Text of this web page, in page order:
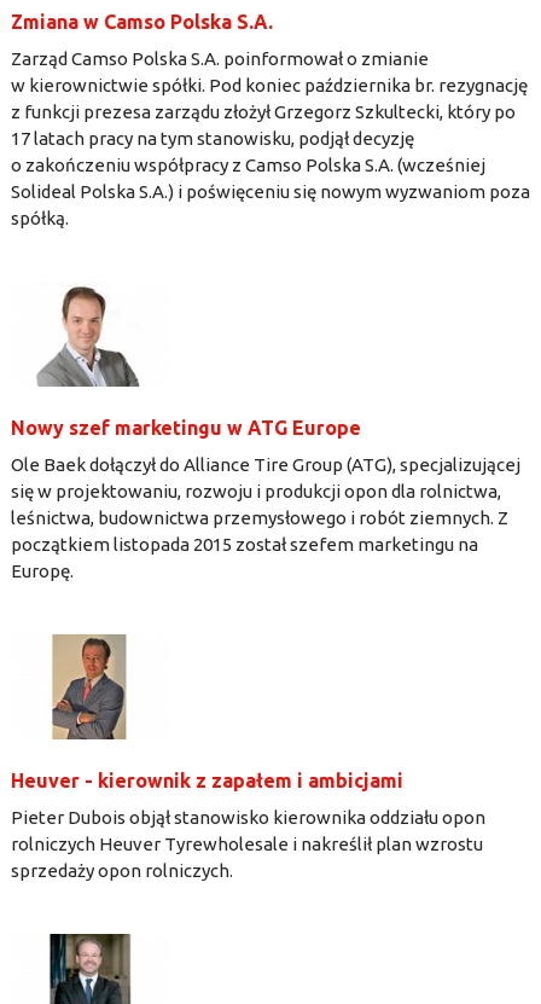
Zmiana w Camso Polska S.A.
Zarząd Camso Polska S.A. poinformował o zmianie
w kierownictwie spółki. Pod koniec października br. rezygnację
z funkcji prezesa zarządu złożył Grzegorz Szkultecki, który po
17 latach pracy na tym stanowisku, podjął decyzję
o zakończeniu współpracy z Camso Polska S.A. (wcześniej
Solideal Polska S.A.) i poświęceniu się nowym wyzwaniom poza
spółką.
Nowy szef marketingu w ATG Europe
Ole Baek dołączył do Alliance Tire Group (ATG), specjalizującej
się w projektowaniu, rozwoju i produkcji opon dla rolnictwa,
leśnictwa, budownictwa przemysłowego i robót ziemnych. Z
początkiem listopada 2015 został szefem marketingu na
Europę.
Heuver - kierownik z zapałem i ambicjami
Pieter Dubois objął stanowisko kierownika oddziału opon
rolniczych Heuver Tyrewholesale i nakreślił plan wzrostu
sprzedaży opon rolniczych.